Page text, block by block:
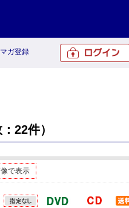
ガ登録
22件）
で表示